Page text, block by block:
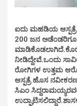
ಐದು ಮಹಡಿಯ ಆಸ್ಪತ್ರೆ
200 ಜನ
ಮಾಡಿಕೊಡಲಾಗಿದೆ.
ನೀಡಿದ್ದೇವೆ.ಒಂದು
ರೋಗಿಗಳ ಉತ್ತಮ
ಆಸ್ಪತ್ರೆ ಹೊಸ
ಸಿಎಂ